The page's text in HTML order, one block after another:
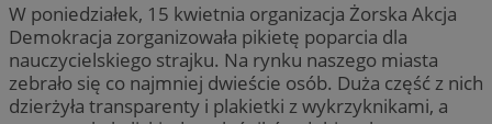
W poniedziałek, 15 kwietnia organizacja Żorska Akcja
Demokracja zorganizowała pikietę poparcia dla
nauczycielskiego strajku. Na rynku naszego miasta
zebrało się co najmniej dwieście osób. Duża część z nich
dzierżyła transparenty i plakietki z wykrzyknikami, a